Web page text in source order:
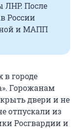
ЛНР. После
России
и МАПП
в городе
Горожанам
двери и не
отпускали из
Росгвардии и